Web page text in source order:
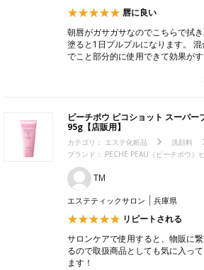
唇に良い
朝唇がガサガサなのでこちらで拭
塗ると1日プルプルになります。
でこと部分的に使用できて効果がす
ピーチポウ ピコショット スーパ
95g【店販用】
カテゴリ： エステ化粧品 洗顔料
ブランド： PECHE PEAU（ピーチポウ）
TM
エステティックサロン 兵庫県
リピートされる
サロンケアで使用すると、物販に
るので取扱商品としても気に入っ
ます！